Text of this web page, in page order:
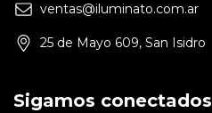
ventas@iluminato.com.ar
25 de Mayo 609, San Isidro
Sigamos conectados